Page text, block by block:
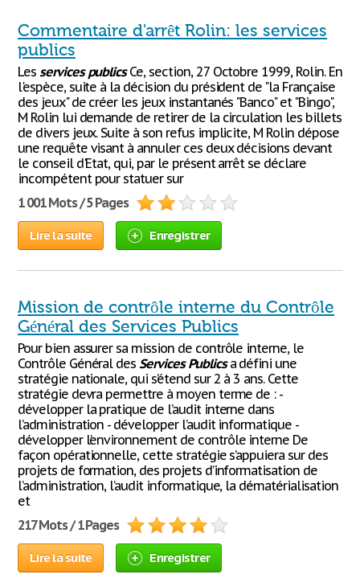
Commentaire d'arrêt Rolin: les services
publics
Les services publicsCe, section, 27 Octobre 1999, Rolin. En
l'espèce, suite à la décision du président de "la Française
des jeux" de créer les jeux instantanés "Banco" et "Bingo",
M Rolin lui demande de retirer de la circulation les billets
de divers jeux. Suite à son refus implicite, M Rolin dépose
une requête visant à annuler ces deux décisions devant
le conseil d'Etat, qui, par le présent arrêt se déclare
incompétent pour statuer sur
1 001 Mots / 5 Pages
Lire la suite Enregistrer
Mission de contrôle interne du Contrôle
Général des Services Publics
Pour bien assurer sa mission de contrôle interne, le
Contrôle Général desServices Publicsa défini une
stratégie nationale, qui s’étend sur 2 à 3 ans. Cette
stratégie devra permettre à moyen terme de : -
développer la pratique de l’audit interne dans
l’administration - développer l’audit informatique -
développer l’environnement de contrôle interne De
façon opérationnelle, cette stratégie s’appuiera sur des
projets de formation, des projets d’informatisation de
l’administration, l’audit informatique, la dématérialisation
et
217 Mots / 1 Pages
Lire la suite Enregistrer